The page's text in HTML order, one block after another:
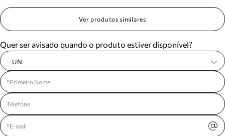
Acompanhe seus pedidos e solicite devoluções.
Ver produtos similares
Quer ser avisado quando o produto estiver disponível?
UN